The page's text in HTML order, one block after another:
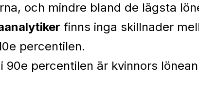
och mindre bland de lägsta
finns inga skillnader
percentilen.
90e percentilen är kvinnors